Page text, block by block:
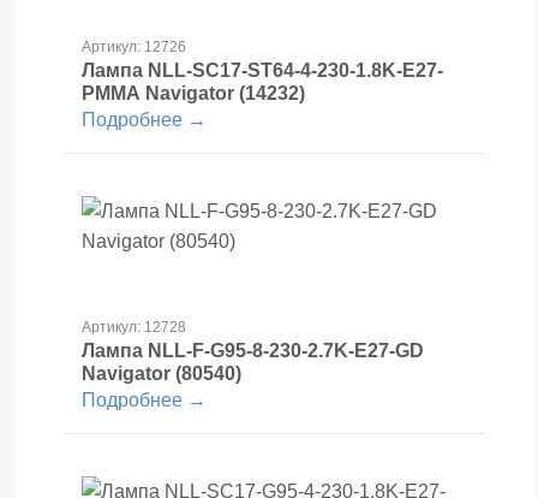
Артикул: 12726
Лампа NLL-SC17-ST64-4-230-1.8K-E27-
PMMA Navigator (14232)
Подробнее →
Артикул: 12728
Лампа NLL-F-G95-8-230-2.7K-E27-GD
Navigator (80540)
Подробнее →